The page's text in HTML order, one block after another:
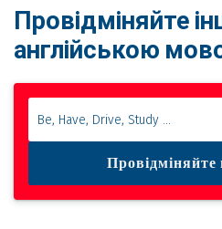
Провідміняйте
англійською